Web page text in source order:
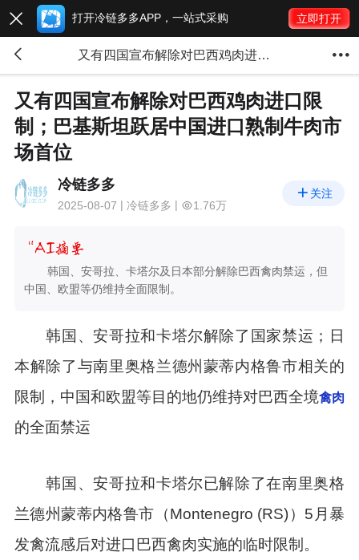
 打开冷链多多APP，一站式采购 立即打开
 又有四国宣布解除对巴西鸡肉进口限制；巴基斯坦跃居中国进口熟制牛肉市场首位 
又有四国宣布解除对巴西鸡肉进口限
制；巴基斯坦跃居中国进口熟制牛肉市
场首位
冷链多多
2025-08-07 冷链多多 1.76万
 关注
韩国、安哥拉、卡塔尔及日本部分解除巴西禽肉禁运，但
中国、欧盟等仍维持全面限制。
韩国、安哥拉和卡塔尔解除了国家禁运；日
本解除了与南里奥格兰德州蒙蒂内格鲁市相关的
限制，中国和欧盟等目的地仍维持对巴西全境禽肉
的全面禁运
韩国、安哥拉和卡塔尔已解除了在南里奥格
兰德州蒙蒂内格鲁市（Montenegro (RS)）5月暴
发禽流感后对进口巴西禽肉实施的临时限制。